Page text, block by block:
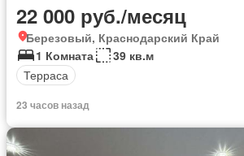
22 000 руб./месяц
Березовый, Краснодарский Край
1 Комната
39 кв.м
Терраса
23 часов назад